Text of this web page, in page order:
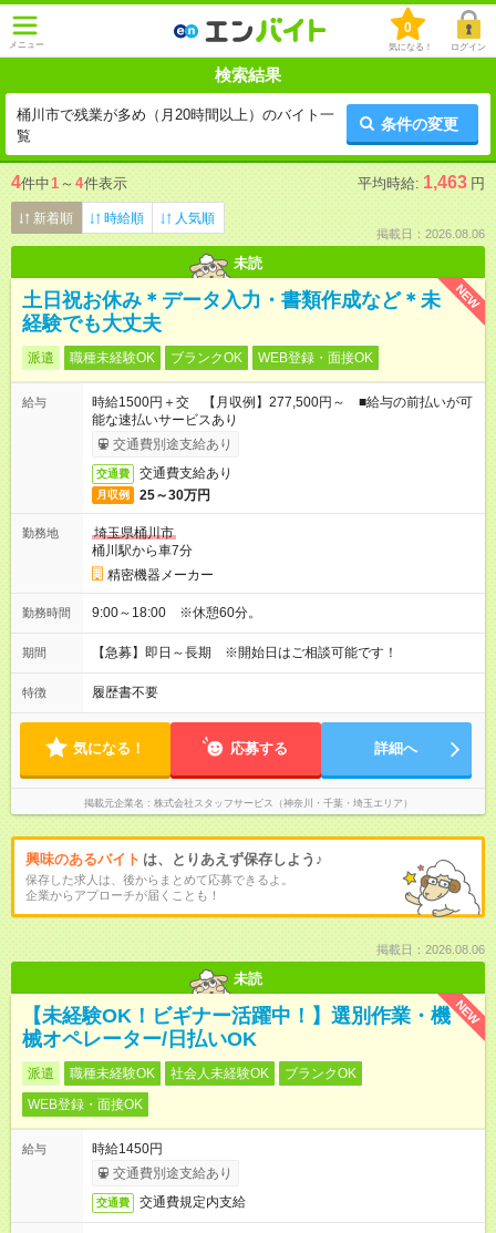
メニュー
0
気になる！ ログイン
検索結果
桶川市で残業が多め（月20時間以上）のバイト一
覧
条件の変更
4件中1 ～ 4件表示 平均時給: 1,463 円
新着順 時給順 人気順
掲載日：2026.08.06
未読
NEW
土日祝お休み＊データ入力・書類作成など＊未
経験でも大丈夫
派遣 職種未経験OK ブランクOK WEB登録・面接OK
給与
時給1500円＋交 【月収例】277,500円～ ■給与の前払いが可
能な速払いサービスあり
交通費別途支給あり
交通費 交通費支給あり
月収例 25～30万円
勤務地
埼玉県桶川市
桶川駅から車7分
精密機器メーカー
勤務時間 9:00～18:00 ※休憩60分。
期間 【急募】即日～長期 ※開始日はご相談可能です！
特徴 履歴書不要
気になる！ 応募する 詳細へ
掲載元企業名 株式会社スタッフサービス（神奈川・千葉・埼玉エリア）
興味のあるバイト は、とりあえず保存しよう♪
保存した求人は、後からまとめて応募できるよ。
企業からアプローチが届くことも！
掲載日：2026.08.06
未読
NEW
【未経験OK！ビギナー活躍中！】選別作業・機
械オペレーター/日払いOK
派遣 職種未経験OK 社会人未経験OK
ブランクOK
WEB登録・面接OK
給与
時給1450円
交通費別途支給あり
交通費 交通費規定内支給